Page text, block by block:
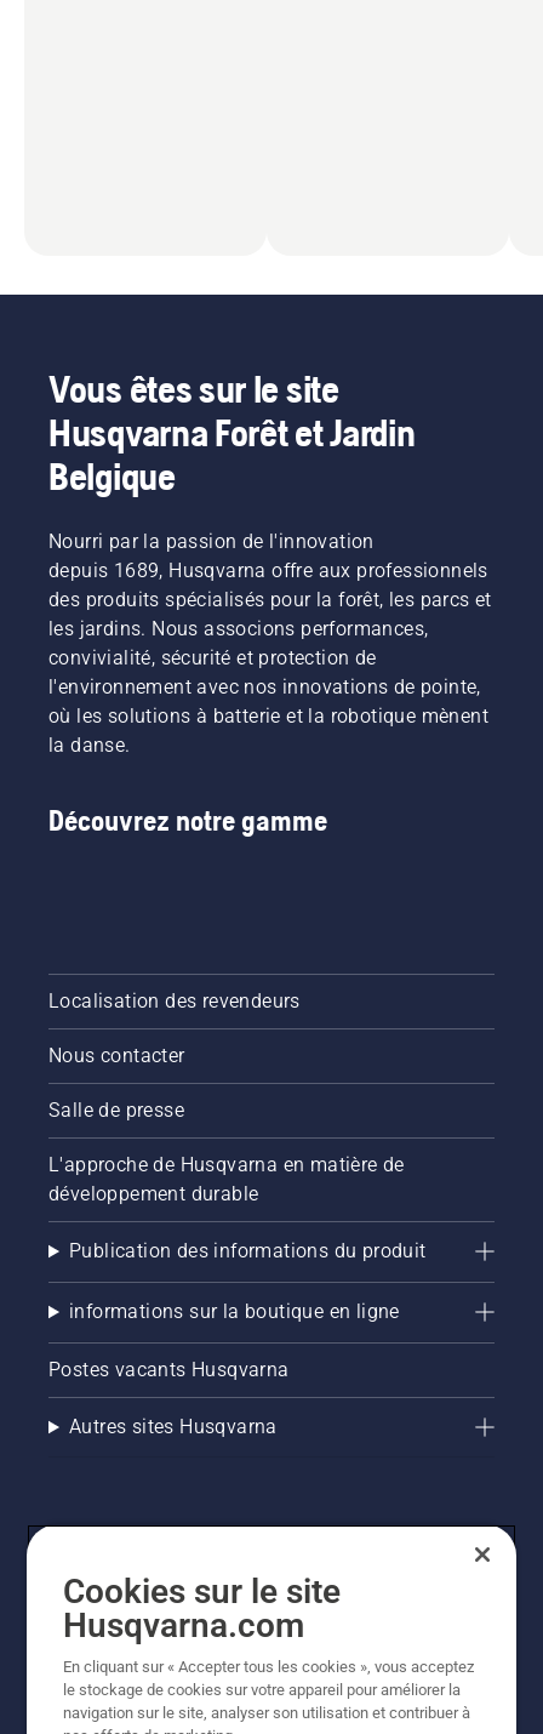
Vous êtes sur le site
Husqvarna Forêt et Jardin
Belgique
Nourri par la passion de l'innovation
depuis 1689, Husqvarna offre aux professionnels
des produits spécialisés pour la forêt, les parcs et
les jardins. Nous associons performances,
convivialité, sécurité et protection de
l'environnement avec nos innovations de pointe,
où les solutions à batterie et la robotique mènent
la danse.
Découvrez notre gamme
Localisation des revendeurs
Nous contacter
Salle de presse
L'approche de Husqvarna en matière de
développement durable
Publication des informations du produit
informations sur la boutique en ligne
Postes vacants Husqvarna
Autres sites Husqvarna
© Husqvarna AB (publ). Tous droits réservés. Les prix
indiqués sont des prix de vente conseillés. Tous les prix
Cookies sur le site
Husqvarna.com
En cliquant sur « Accepter tous les cookies », vous acceptez
le stockage de cookies sur votre appareil pour améliorer la
navigation sur le site, analyser son utilisation et contribuer à